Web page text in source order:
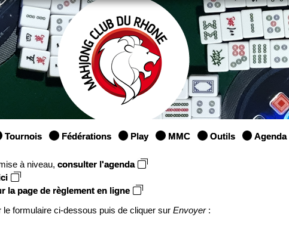
Tournois Fédérations Play MMC Outils Agenda
à niveau, consulter l'agenda
la page de règlement en ligne
formulaire ci-dessous puis de cliquer sur Envoyer: